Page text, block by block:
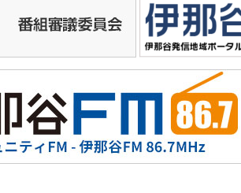
とだより
み